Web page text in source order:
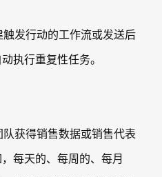
触发行动的工作流或发送后
执行重复性任务。
队获得销售数据或销售代表
每天的、每周的、每月